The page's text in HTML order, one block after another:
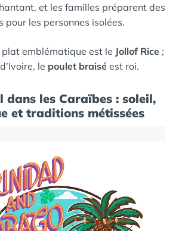
et les familles préparent des
pour les personnes isolées.
emblématique est le Jollof Rice;
le poulet braiséest roi.
dans les Caraïbes : soleil,
et traditions métissées